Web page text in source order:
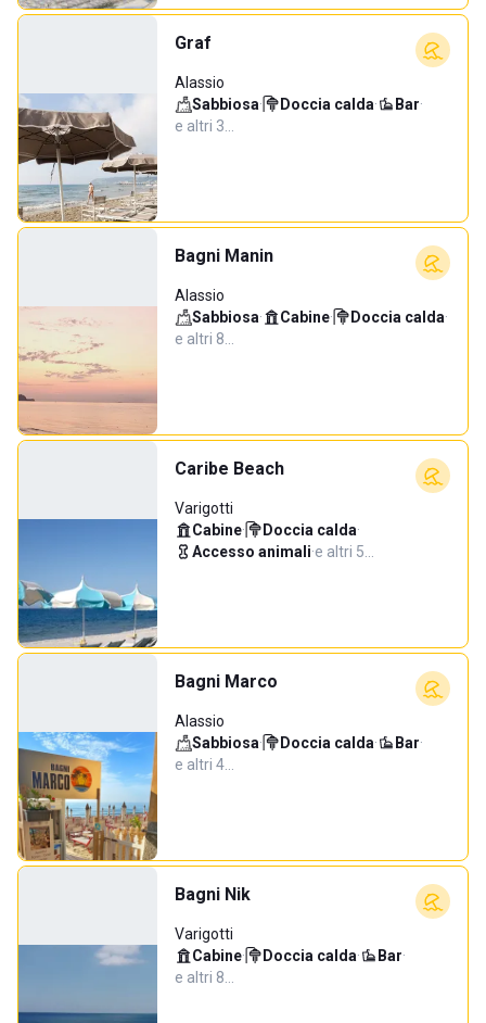
Graf
Alassio
Sabbiosa· Doccia calda· Bar·
e altri 3…
Bagni Manin
Alassio
Sabbiosa· Cabine· Doccia calda·
e altri 8…
Caribe Beach
Varigotti
Cabine· Doccia calda·
Accesso animali·e altri 5…
Bagni Marco
Alassio
Sabbiosa· Doccia calda· Bar·
e altri 4…
Bagni Nik
Varigotti
Cabine· Doccia calda· Bar·
e altri 8…